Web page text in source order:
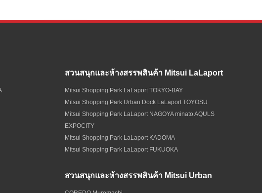
สวนสนุกและห้างสรรพสินค้า Mitsui LaLaport
Mitsui Shopping Park LaLaport TOKYO-BAY
Mitsui Shopping Park Urban Dock LaLaport TOYOSU
Mitsui Shopping Park LaLaport NAGOYA minato AQULS
EXPOCITY
Mitsui Shopping Park LaLaport KADOMA
Mitsui Shopping Park LaLaport FUKUOKA
สวนสนุกและห้างสรรพสินค้า Mitsui Urban